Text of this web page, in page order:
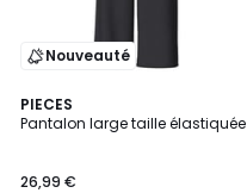
Nouveauté
PIECES
Pantalon large taille élastiquée
26,99 €